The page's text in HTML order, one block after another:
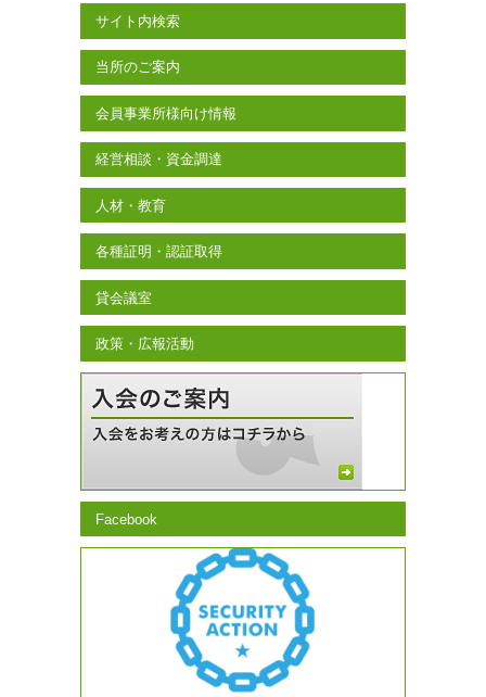
サイト内検索
当所のご案内
会員事業所様向け情報
経営相談・資金調達
人材・教育
各種証明・認証取得
貸会議室
政策・広報活動
Facebook